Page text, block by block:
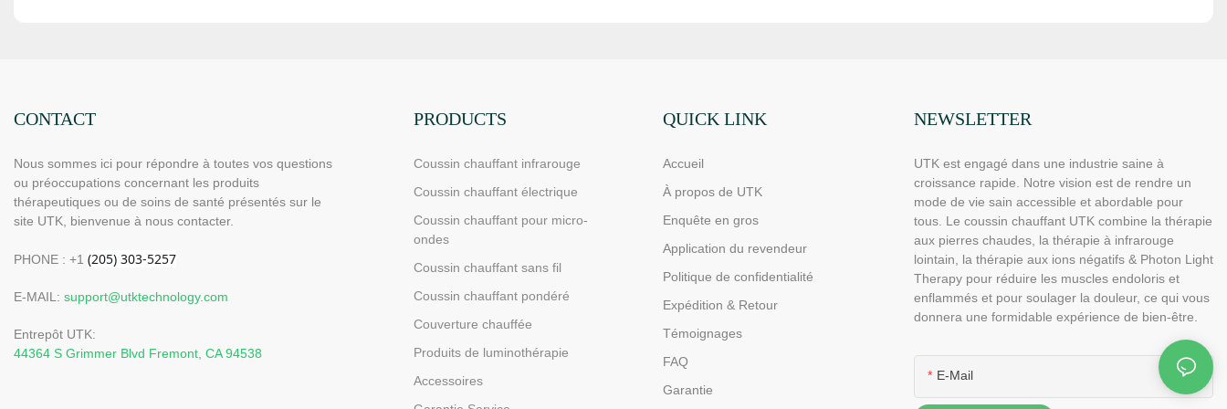
CONTACT
Nous sommes ici pour répondre à toutes vos questions
ou préoccupations concernant les produits
thérapeutiques ou de soins de santé présentés sur le
site UTK, bienvenue à nous contacter.
PHONE : +1
E-MAIL: support@utktechnology.com
Entrepôt UTK:
44364 S Grimmer Blvd Fremont, CA 94538
PRODUCTS
Coussin chauffant infrarouge
Coussin chauffant électrique
Coussin chauffant pour micro-
ondes
Coussin chauffant sans fil
Coussin chauffant pondéré
Couverture chauffée
Produits de luminothérapie
Accessoires
QUICK LINK
Accueil
À propos de UTK
Enquête en gros
Application du revendeur
Politique de confidentialité
Expédition & Retour
Témoignages
FAQ
Garantie
NEWSLETTER
UTK est engagé dans une industrie saine à
croissance rapide. Notre vision est de rendre un
mode de vie sain accessible et abordable pour
tous. Le coussin chauffant UTK combine la thérapie
aux pierres chaudes, la thérapie à infrarouge
lointain, la thérapie aux ions négatifs & Photon Light
Therapy pour réduire les muscles endoloris et
enflammés et pour soulager la douleur, ce qui vous
donnera une formidable expérience de bien-être.
E-Mail